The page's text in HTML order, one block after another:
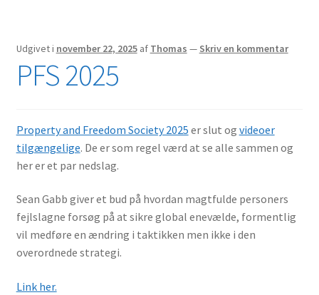
Udgivet i november 22, 2025 af Thomas — Skriv en kommentar
PFS 2025
Property and Freedom Society 2025 er slut og videoer
tilgængelige. De er som regel værd at se alle sammen og
her er et par nedslag.
Sean Gabb giver et bud på hvordan magtfulde personers
fejlslagne forsøg på at sikre global enevælde, formentlig
vil medføre en ændring i taktikken men ikke i den
overordnede strategi.
Link her.